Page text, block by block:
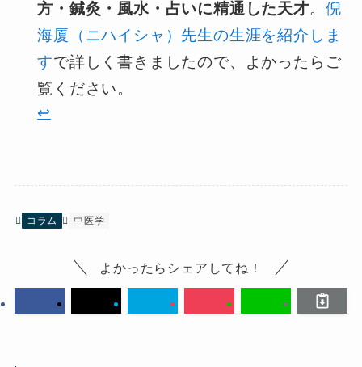
方・鍼灸・風水・占いに精通した天才。 倪
海厦（ニハイシャ）先生の生涯を紹介しま
すで詳しく書きましたので、よかったらご
覧ください。
↩︎
コラム 中医学
よかったらシェアしてね！